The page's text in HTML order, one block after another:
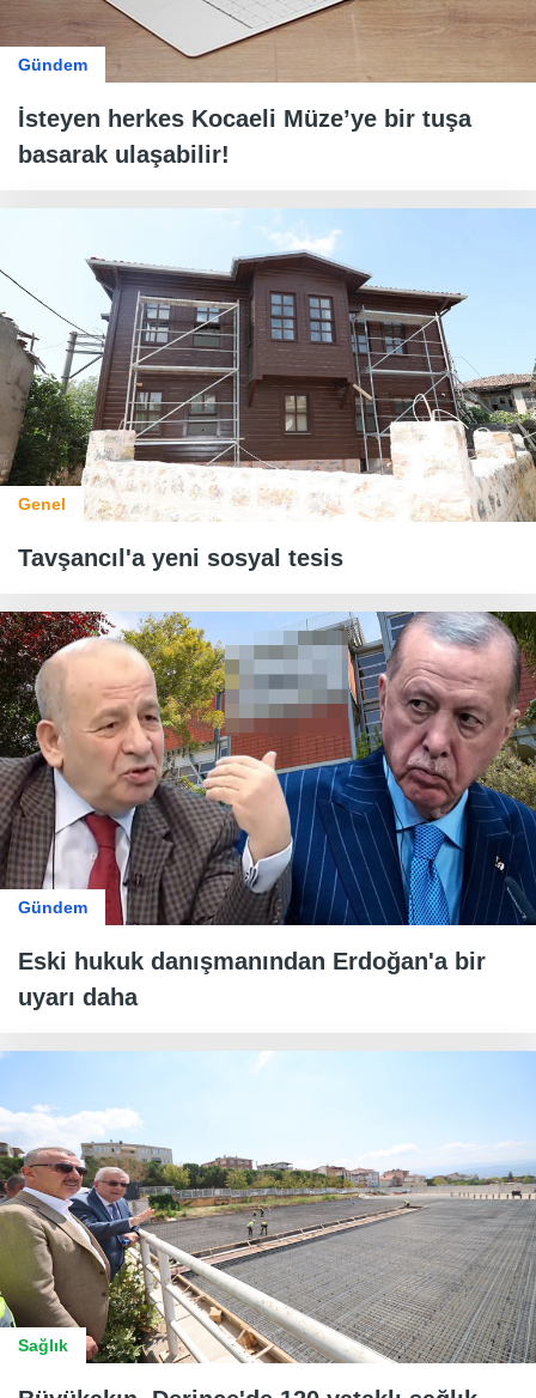
Gündem
İsteyen herkes Kocaeli Müze’ye bir tuşa
basarak ulaşabilir!
Genel
Tavşancıl'a yeni sosyal tesis
Gündem
Eski hukuk danışmanından Erdoğan'a bir
uyarı daha
Sağlık